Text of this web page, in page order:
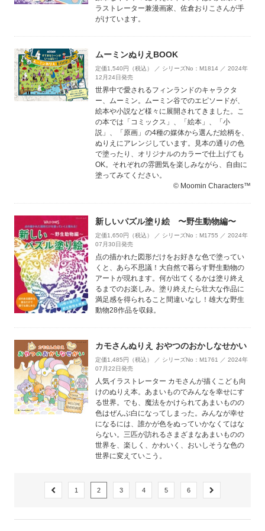
ラストレーター兼漫画家、佐倉おりこさんが手
がけています。
ムーミンぬりえBOOK
定価1,540円（税込） ／ シリーズNo：M1814 ／ 2024年
12月24日発売
世界中で愛されるフィンランドのキャラクタ
ー、ムーミン。ムーミン谷でのエピソードが、
絵本や小説など様々に展開されてきました。こ
の本では「コミックス」、「絵本」、「小
説」、「原画」の4種の媒体から選んだ絵柄を、
ぬりえにアレンジしています。見本の通りの色
で塗ったり、オリジナルのカラーで仕上げても
OK。それぞれの雰囲気を楽しみながら、自由に
塗ってみてください。
© Moomin Characters™
新しいパズル塗り絵 〜野生動物編〜
定価1,650円（税込） ／ シリーズNo：M1755 ／ 2024年
07月30日発売
点の描かれた図形だけをお好きな色で塗ってい
くと、あら不思議！大自然で暮らす野生動物の
アートが現れます。何が出てくるかは塗り終え
るまでのお楽しみ。塗り終えたら壮大な作品に
満足感を得られること間違いなし！雄大な野生
動物28作品を収録。
カモさんぬりえ おやつのおかしなせかい
定価1,485円（税込） ／ シリーズNo：M1761 ／ 2024年
07月22日発売
人気イラストレーター カモさんが描くこども向
けのぬりえ本。あまいものでみんなを幸せにす
る世界。でも、魔法をかけられてあまいものの
色はぜんぶ白になってしまった。みんなが幸せ
になるには、誰かが色をぬっていかなくてはな
らない。三匹が訪れるさまざまなあまいものの
世界を、楽しく、かわいく、おいしそうな色の
世界に変えていこう。
1 2 3 4 5 6